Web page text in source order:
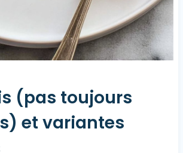
(pas toujours
et variantes